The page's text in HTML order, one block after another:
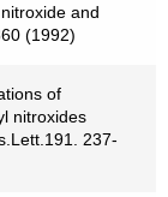
and
(1992)
of
nitroxides
237-